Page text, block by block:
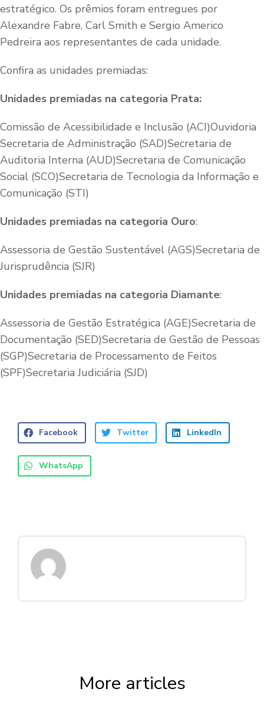
estratégico. Os prêmios foram entregues por
Alexandre Fabre, Carl Smith e Sergio Americo
Pedreira aos representantes de cada unidade.
Confira as unidades premiadas:
Unidades premiadas na categoria Prata:
Comissão de Acessibilidade e Inclusão (ACI)Ouvidoria
Secretaria de Administração (SAD)Secretaria de
Auditoria Interna (AUD)Secretaria de Comunicação
Social (SCO)Secretaria de Tecnologia da Informação e
Comunicação (STI)
Unidades premiadas na categoria Ouro:
Assessoria de Gestão Sustentável (AGS)Secretaria de
Jurisprudência (SJR)
Unidades premiadas na categoria Diamante:
Assessoria de Gestão Estratégica (AGE)Secretaria de
Documentação (SED)Secretaria de Gestão de Pessoas
(SGP)Secretaria de Processamento de Feitos
(SPF)Secretaria Judiciária (SJD)
Facebook Twitter LinkedIn
WhatsApp
More articles